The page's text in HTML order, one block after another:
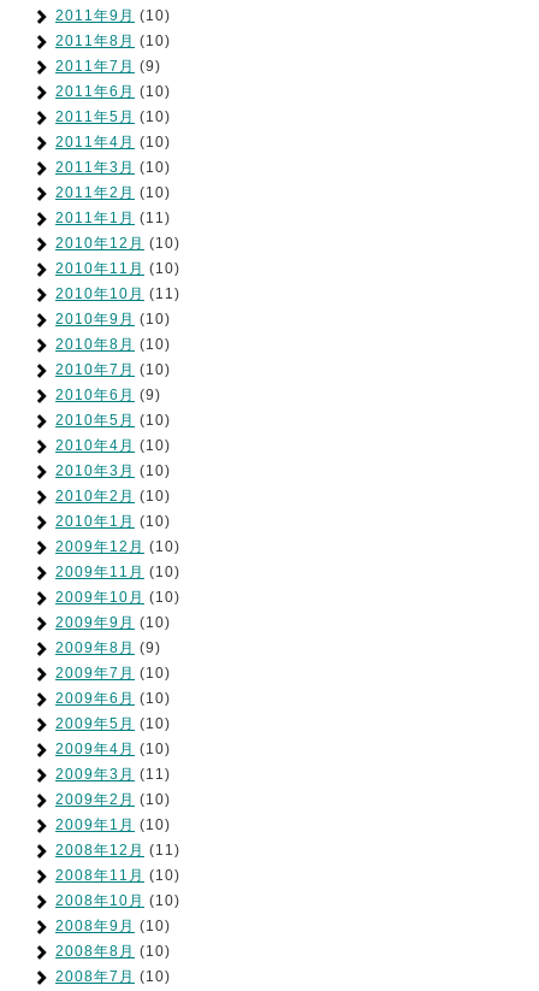
2011年9月 (10)
2011年8月 (10)
2011年7月 (9)
2011年6月 (10)
2011年5月 (10)
2011年4月 (10)
2011年3月 (10)
2011年2月 (10)
2011年1月 (11)
2010年12月 (10)
2010年11月 (10)
2010年10月 (11)
2010年9月 (10)
2010年8月 (10)
2010年7月 (10)
2010年6月 (9)
2010年5月 (10)
2010年4月 (10)
2010年3月 (10)
2010年2月 (10)
2010年1月 (10)
2009年12月 (10)
2009年11月 (10)
2009年10月 (10)
2009年9月 (10)
2009年8月 (9)
2009年7月 (10)
2009年6月 (10)
2009年5月 (10)
2009年4月 (10)
2009年3月 (11)
2009年2月 (10)
2009年1月 (10)
2008年12月 (11)
2008年11月 (10)
2008年10月 (10)
2008年9月 (10)
2008年8月 (10)
2008年7月 (10)